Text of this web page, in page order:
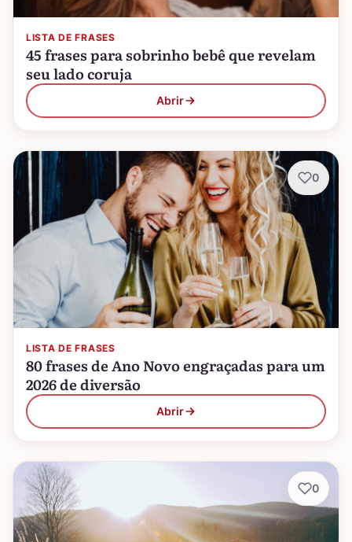
LISTA DE FRASES
45 frases para sobrinho bebê que revelam
seu lado coruja
Abrir
LISTA DE FRASES
80 frases de Ano Novo engraçadas para um
2026 de diversão
Abrir
0
0